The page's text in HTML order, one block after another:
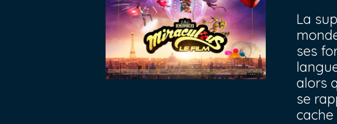
La
ses
alors
se